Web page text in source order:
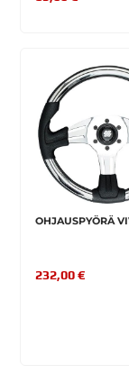
OHJAUSPYÖRÄ
232,00 €